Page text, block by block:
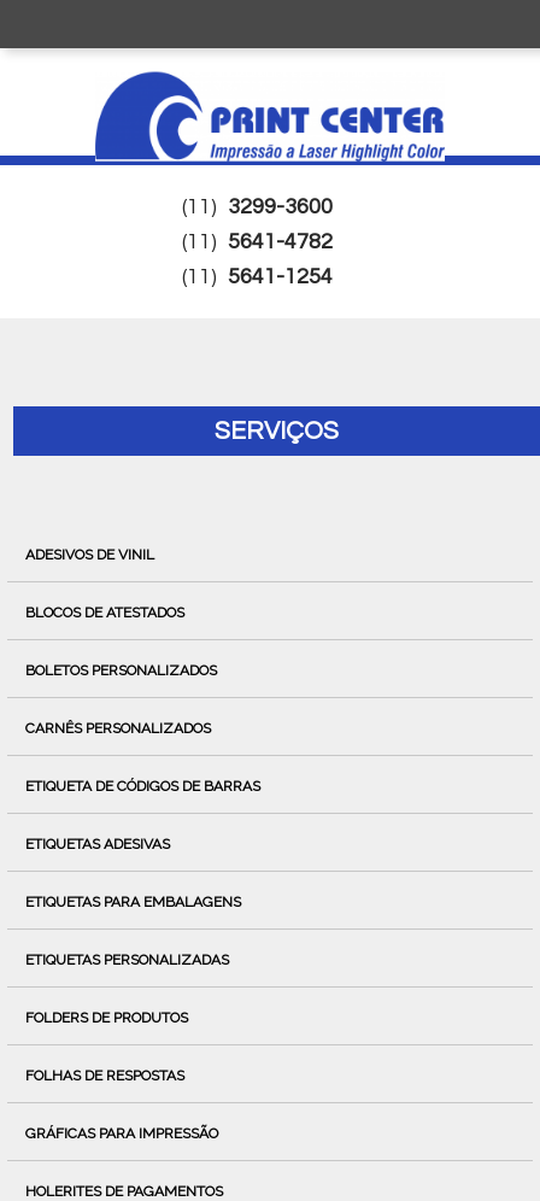
(11) 3299-3600
(11) 5641-4782
(11) 5641-1254
SERVIÇOS
ADESIVOS DE VINIL
BLOCOS DE ATESTADOS
BOLETOS PERSONALIZADOS
CARNÊS PERSONALIZADOS
ETIQUETA DE CÓDIGOS DE BARRAS
ETIQUETAS ADESIVAS
ETIQUETAS PARA EMBALAGENS
ETIQUETAS PERSONALIZADAS
FOLDERS DE PRODUTOS
FOLHAS DE RESPOSTAS
GRÁFICAS PARA IMPRESSÃO
HOLERITES DE PAGAMENTOS